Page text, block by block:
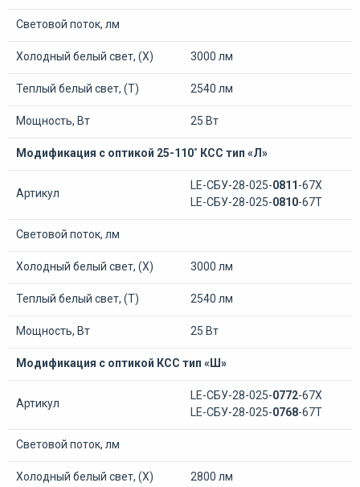
Световой поток, лм
Холодный белый свет, (Х) 3000 лм
Теплый белый свет, (Т) 2540 лм
Мощность, Вт 25 Вт
Модификация с оптикой 25-110˚ КСС тип «Л»
Артикул
LE-СБУ-28-025-0811 -67Х
LE-СБУ-28-025-0810-67Т
Световой поток, лм
Холодный белый свет, (Х) 3000 лм
Теплый белый свет, (Т) 2540 лм
Мощность, Вт 25 Вт
Модификация с оптикой КСС тип «Ш»
Артикул
LE-СБУ-28-025-0772-67Х
LE-СБУ-28-025-0768-67Т
Световой поток, лм
Холодный белый свет, (Х) 2800 лм